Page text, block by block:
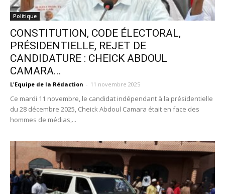
Politique
CONSTITUTION, CODE ÉLECTORAL,
PRÉSIDENTIELLE, REJET DE
CANDIDATURE : CHEICK ABDOUL
CAMARA...
L'Equipe de la Rédaction - 11 novembre 2025
Ce mardi 11 novembre, le candidat indépendant à la présidentielle
du 28 décembre 2025, Cheick Abdoul Camara était en face des
hommes de médias,...